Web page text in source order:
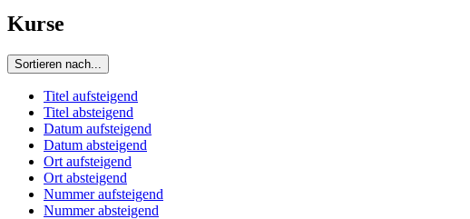
Kurse
Sortieren nach...
Titel aufsteigend
Titel absteigend
Datum aufsteigend
Datum absteigend
Ort aufsteigend
Ort absteigend
Nummer aufsteigend
Nummer absteigend